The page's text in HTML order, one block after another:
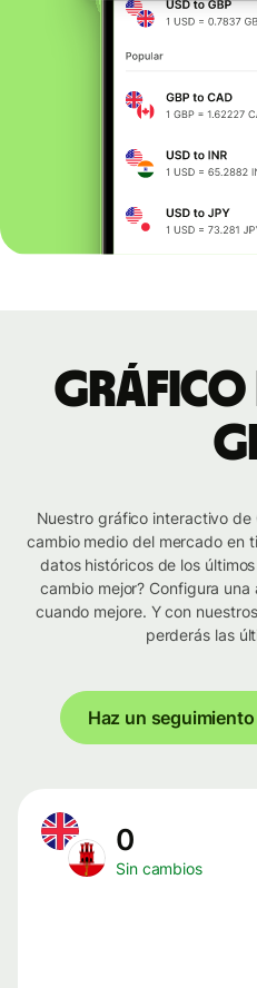
Gráfico
Nuestro gráfico interactivo de
cambio medio del mercado en
datos históricos de los
cambio mejor? Configura
cuando mejore. Y con
perderás las
Haz un
0
Sin cambios